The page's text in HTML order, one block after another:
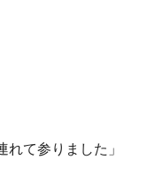
れて参りました」